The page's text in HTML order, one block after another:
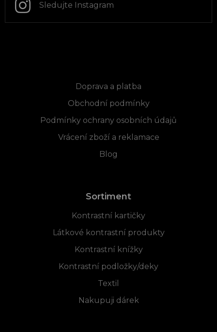
Sledujte Instagram
Doprava a platba
Obchodní podmínky
Podmínky ochrany osobních údajů
Vrácení zboží a reklamace
Blog
Sortiment
Kontrastní kartičky
Látkové kontrastní produkty
Kontrastní knížky
Kontrastní podložky/deky
Textil
Nakupuji dárek